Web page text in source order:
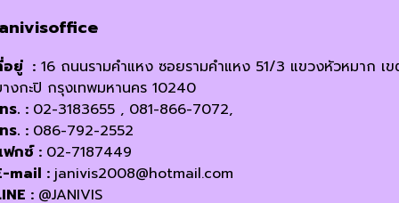
อยู่ : 16 ถนนรามคำแหง ซอยรามคำแหง 51/3 แขวงหัวหมาก เ
งกะปิ กรุงเทพมหานคร 10240
ร. : 02-3183655 , 081-866-7072,
ร. : 086-792-2552
กซ์ : 02-7187449
mail : janivis2008@hotmail.com
: @JANIVIS